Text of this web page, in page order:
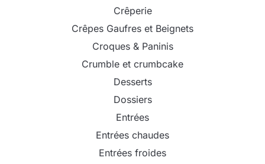
Crêperie
Crêpes Gaufres et Beignets
Croques & Paninis
Crumble et crumbcake
Desserts
Dossiers
Entrées
Entrées chaudes
Entrées froides